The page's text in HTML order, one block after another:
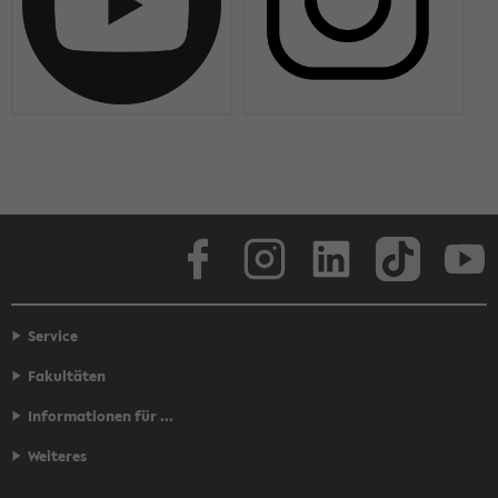
Face­book
Service
Fakultäten
Informationen für ...
Weiteres